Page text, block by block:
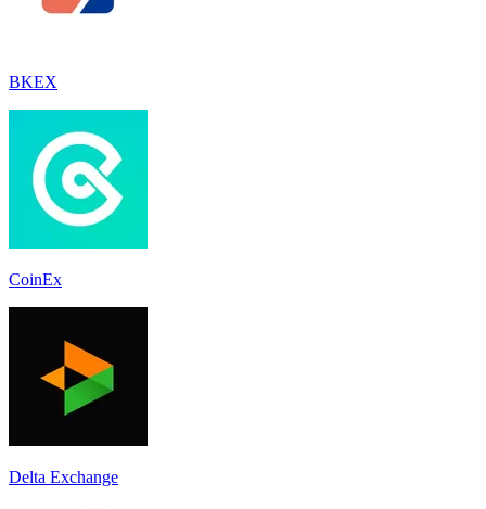
BKEX
CoinEx
Delta Exchange